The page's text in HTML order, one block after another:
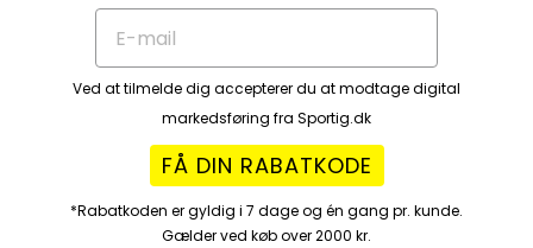
Ved at tilmelde dig accepterer du at modtage digital
markedsføring fra Sportig.dk
FÅ DIN RABATKODE
*Rabatkoden er gyldig i 7 dage og én gang pr. kunde.
Gælder ved køb over 2000 kr.